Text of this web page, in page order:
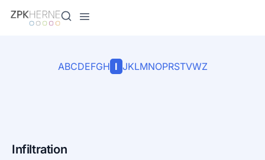
springen
ABCDEFGH I JKLMNOPRSTVWZ
Infiltration